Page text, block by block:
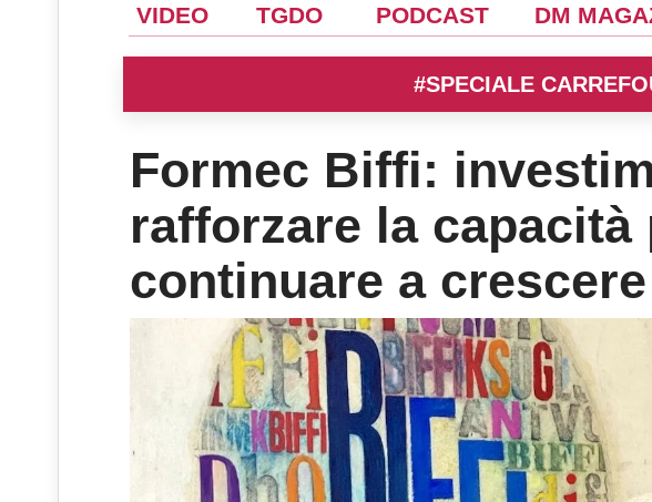
VIDEO TGDO PODCAST DM
#SPECIALE
Formec Biffi:
rafforzare la
continuare a crescere